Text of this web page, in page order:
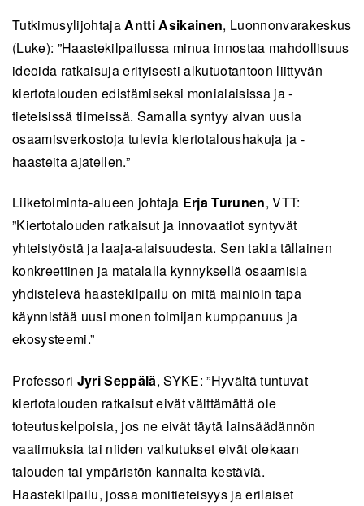
TutkimusylijohtajaAntti Asikainen, Luonnonvarakeskus
(Luke): ”Haastekilpailussa minua innostaa mahdollisuus
ideoida ratkaisuja erityisesti alkutuotantoon liittyvän
kiertotalouden edistämiseksi monialaisissa ja -
tieteisissä tiimeissä. Samalla syntyy aivan uusia
osaamisverkostoja tulevia kiertotaloushakuja ja -
haasteita ajatellen.”
Liiketoiminta-alueen johtaja Erja Turunen, VTT:
”Kiertotalouden ratkaisut ja innovaatiot syntyvät
yhteistyöstä ja laaja-alaisuudesta. Sen takia tällainen
konkreettinen ja matalalla kynnyksellä osaamisia
yhdistelevä haastekilpailu on mitä mainioin tapa
käynnistää uusi monen toimijan kumppanuus ja
ekosysteemi.”
Professori Jyri Seppälä, SYKE: ”Hyvältä tuntuvat
kiertotalouden ratkaisut eivät välttämättä ole
toteutuskelpoisia, jos ne eivät täytä lainsäädännön
vaatimuksia tai niiden vaikutukset eivät olekaan
talouden tai ympäristön kannalta kestäviä.
Haastekilpailu, jossa monitieteisyys ja erilaiset